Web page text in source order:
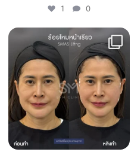
1 0
ร้อยไหมหน้าเรียว #ร้อยไหมเชียงใหม่
1 0